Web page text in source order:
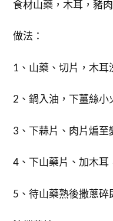
食材山藥，木耳，豬
做法：
1、山藥、切片，木耳
2、鍋入油，下薑絲小
3、下蒜片、肉片煸至
4、下山藥片、加木耳
5、待山藥熟後撒蔥碎